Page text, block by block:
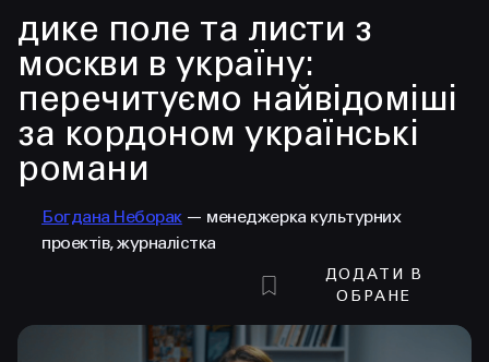
МЕНЮ
у проджі
бібліотека
менторство
lezo
блог
вийти
дике поле та листи з
москви в україну:
перечитуємо найвідоміші
за кордоном українські
романи
Богдана Неборак— менеджерка культурних
проектів, журналістка
ДОДАТИ В
ОБРАНЕ